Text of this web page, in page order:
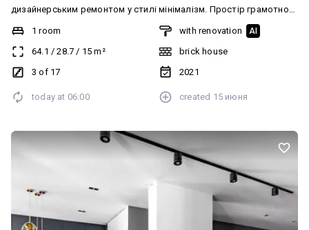
дизайнерським ремонтом у стилі мінімалізм. Простір грамотно
переплановано: вітальня об'єднана з кухнею, що створює
максимальне відчуття простору та світла. Ремонт робили для
себе, використовуючи виключно високоякісні європейські та
перевірені українські матеріали. Оздоблення та матеріали:
ванній кімнаті та коридорі встановлено систему підігріву
фарбою Caparol (Німеччина). Вікна, двері та балкон: встановлені
якісні дерев'яні вікна. На балконі додатково змонтовані
світловідбивні жалюзі для захисту від сонця та перегріву.
Міжкімнатні двері та плінтуси — прихованого монтажу
(виробництво Україна), що підкреслює мінімалістичний дизайн.
Освітлення та клімат-контроль: Освітлення: сучасна трекова
система (Польща), яка дозволяє вільно переміщувати
1 room
64.1 /28.7 / 15 m²
3 of 17
with renovation AI
brick house
2021
today at 06:00 created 15 июня